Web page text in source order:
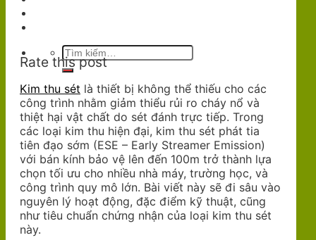
Tìm
kiếm:
Rate this post
Kim thu sét là thiết bị không thể thiếu cho các
công trình nhằm giảm thiểu rủi ro cháy nổ và
thiệt hại vật chất do sét đánh trực tiếp. Trong
các loại kim thu hiện đại, kim thu sét phát tia
tiên đạo sớm (ESE – Early Streamer Emission)
với bán kính bảo vệ lên đến 100m trở thành lựa
chọn tối ưu cho nhiều nhà máy, trường học, và
công trình quy mô lớn. Bài viết này sẽ đi sâu vào
nguyên lý hoạt động, đặc điểm kỹ thuật, cũng
như tiêu chuẩn chứng nhận của loại kim thu sét
này.